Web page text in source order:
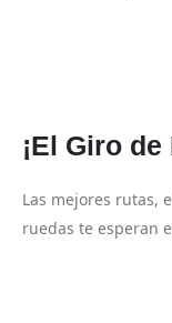
¡El Giro
Las mejores rutas,
ruedas te esperan